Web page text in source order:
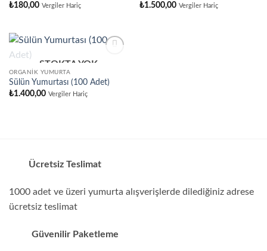
₺180,00 Vergiler Hariç
₺1.500,00 Vergiler Hariç
STOKTA YOK
ORGANIK YUMURTA
Sülün Yumurtası (100 Adet)
₺1.400,00 Vergiler Hariç
Ücretsiz Teslimat
1000 adet ve üzeri yumurta alışverişlerde dilediğiniz adrese
ücretsiz teslimat
Güvenilir Paketleme